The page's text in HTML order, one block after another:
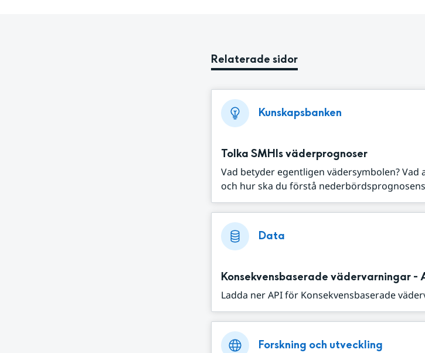
Relaterade sidor
Kunskapsbanken
Tolka SMHIs väderprognoser
Vad betyder egentligen vädersymbolen? Vad
och hur ska du förstå
Data
Konsekvensbaserade vädervarningar -
Ladda ner API för Konsekvensbaserade
Forskning och utveckling